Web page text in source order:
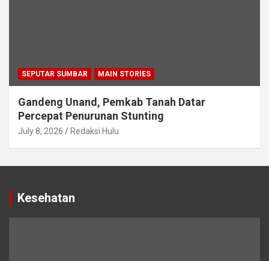
SEPUTAR SUMBAR MAIN STORIES
Gandeng Unand, Pemkab Tanah Datar
Percepat Penurunan Stunting
July 8, 2026 Redaksi Hulu
Kesehatan